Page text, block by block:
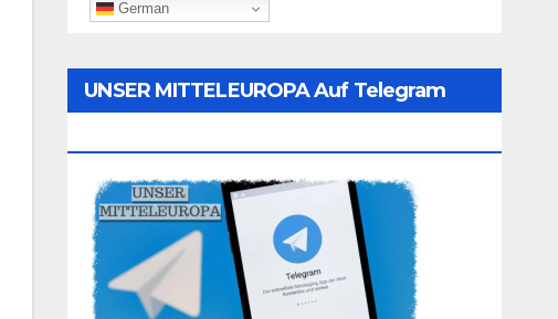
German
UNSER MITTELEUROPA Auf Telegram